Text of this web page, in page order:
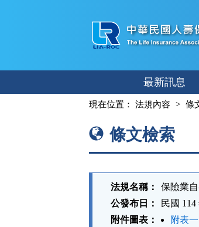
容
最新訊息
現在位置： 法規內容 條
條文檢索
法規名稱：
保險業
公發布日：
民國 114
附件圖表：
附表